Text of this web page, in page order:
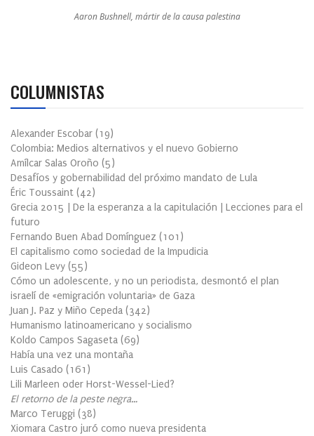
Aaron Bushnell, mártir de la causa palestina
COLUMNISTAS
Alexander Escobar (19)
Colombia: Medios alternativos y el nuevo Gobierno
Amílcar Salas Oroño (5)
Desafíos y gobernabilidad del próximo mandato de Lula
Éric Toussaint (42)
Grecia 2015 | De la esperanza a la capitulación | Lecciones para el
futuro
Fernando Buen Abad Domínguez (101 )
El capitalismo como sociedad de la Impudicia
Gideon Levy (55)
Cómo un adolescente, y no un periodista, desmontó el plan
israelí de «emigración voluntaria» de Gaza
Juan J. Paz y Miño Cepeda (342)
Humanismo latinoamericano y socialismo
Koldo Campos Sagaseta (69)
Había una vez una montaña
Luis Casado (161 )
Lili Marleen oder Horst-Wessel-Lied?
El retorno de la peste negra…
Marco Teruggi (38)
Xiomara Castro juró como nueva presidenta